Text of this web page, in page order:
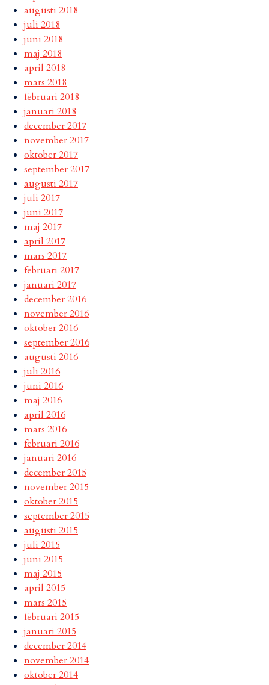
augusti 2018
juli 2018
juni 2018
maj 2018
april 2018
mars 2018
februari 2018
januari 2018
december 2017
november 2017
oktober 2017
september 2017
augusti 2017
juli 2017
juni 2017
maj 2017
april 2017
mars 2017
februari 2017
januari 2017
december 2016
november 2016
oktober 2016
september 2016
augusti 2016
juli 2016
juni 2016
maj 2016
april 2016
mars 2016
februari 2016
januari 2016
december 2015
november 2015
oktober 2015
september 2015
augusti 2015
juli 2015
juni 2015
maj 2015
april 2015
mars 2015
februari 2015
januari 2015
december 2014
november 2014
oktober 2014